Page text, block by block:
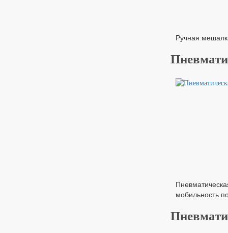
Ручная
мобильность